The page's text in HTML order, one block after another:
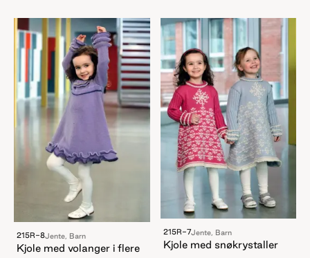
215R-8Jente, Barn
Kjole med volanger i flere
215R-7Jente, Barn
Kjole med snøkrystaller